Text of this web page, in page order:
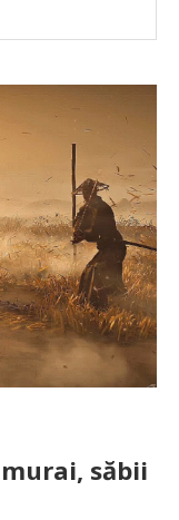
săbii